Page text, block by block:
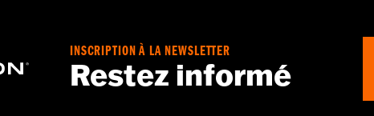
INSCRIPTION À LA NEWSLETTER
Restez informé